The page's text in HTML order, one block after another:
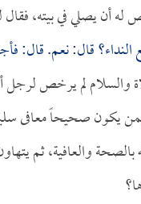
أن يصلي في بيته، فقال
النداء؟ قال: نعم. قال:
والسلام لم يرخص
يكون صحيحاً معافى
والعافية، ثم